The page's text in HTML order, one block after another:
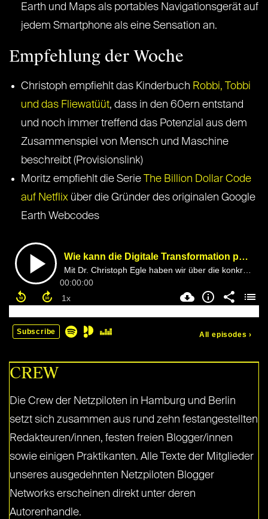
Earth und Maps als portables Navigationsgerät auf
jedem Smartphone als eine Sensation an.
Empfehlung der Woche
Christoph empfiehlt das Kinderbuch Robbi, Tobbi
und das Fliewatüüt, dass in den 60ern entstand
und noch immer treffend das Potenzial aus dem
Zusammenspiel von Mensch und Maschine
beschreibt (Provisionslink)
Moritz empfiehlt die Serie
The Billion Dollar Code
auf Netflix über die Gründer des originalen Google
Earth Webcodes
CREW
Die Crew der Netzpiloten in Hamburg und Berlin
setzt sich zusammen aus rund zehn festangestellten
Redakteuren/innen, festen freien Blogger/innen
sowie einigen Praktikanten. Alle Texte der Mitglieder
unseres ausgedehnten Netzpiloten Blogger
Networks erscheinen direkt unter deren
Autorenhandle.